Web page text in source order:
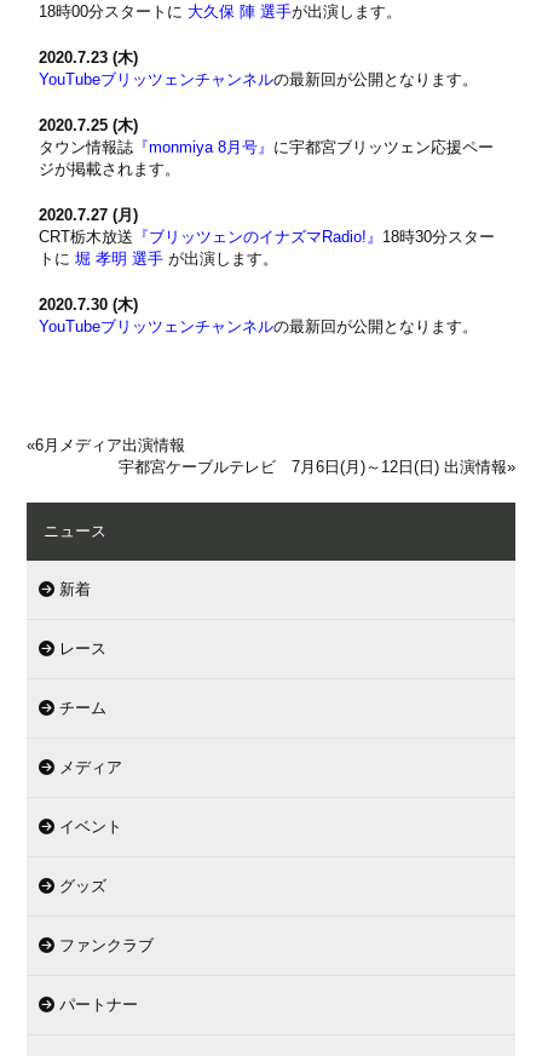
18時00分スタートに 大久保 陣 選手が出演します。
2020.7.23 (木)
YouTubeブリッツェンチャンネルの最新回が公開となります。
2020.7.25 (木)
タウン情報誌 『monmiya 8月号』 に宇都宮ブリッツェン応援ペー
ジが掲載されます。
2020.7.27 (月)
CRT栃木放送 『ブリッツェンのイナズマRadio!』 18時30分スター
トに 堀 孝明 選手 が出演します。
2020.7.30 (木)
YouTubeブリッツェンチャンネルの最新回が公開となります。
«6月メディア出演情報
宇都宮ケーブルテレビ 7月6日(月)～12日(日) 出演情報»
ニュース
新着
レース
チーム
メディア
イベント
グッズ
ファンクラブ
パートナー